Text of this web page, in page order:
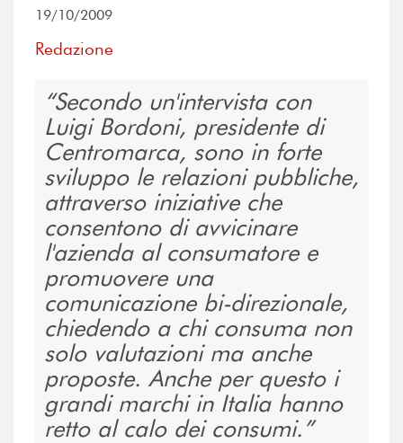
19/10/2009
Redazione
Secondo un'intervista con
Luigi Bordoni, presidente di
Centromarca, sono in forte
sviluppo le relazioni pubbliche,
attraverso iniziative che
consentono di avvicinare
l'azienda al consumatore e
promuovere una
comunicazione bi-direzionale,
chiedendo a chi consuma non
solo valutazioni ma anche
proposte. Anche per questo i
grandi marchi in Italia hanno
retto al calo dei consumi.